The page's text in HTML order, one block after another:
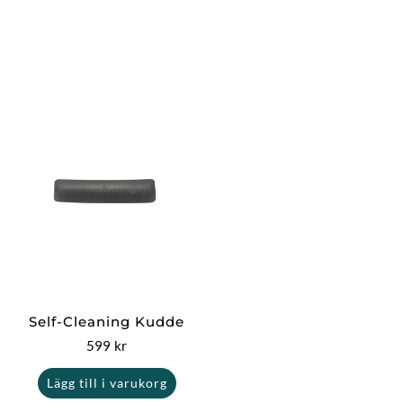
Self-Cleaning Kudde
599 kr
Lägg till i varukorg